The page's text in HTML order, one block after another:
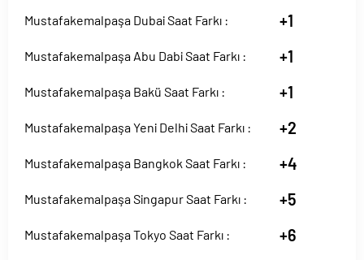
Mustafakemalpaşa Dubai Saat Farkı : +1
Mustafakemalpaşa Abu Dabi Saat Farkı : +1
Mustafakemalpaşa Bakü Saat Farkı : +1
Mustafakemalpaşa Yeni Delhi Saat Farkı : +2
Mustafakemalpaşa Bangkok Saat Farkı : +4
Mustafakemalpaşa Singapur Saat Farkı : +5
Mustafakemalpaşa Tokyo Saat Farkı : +6